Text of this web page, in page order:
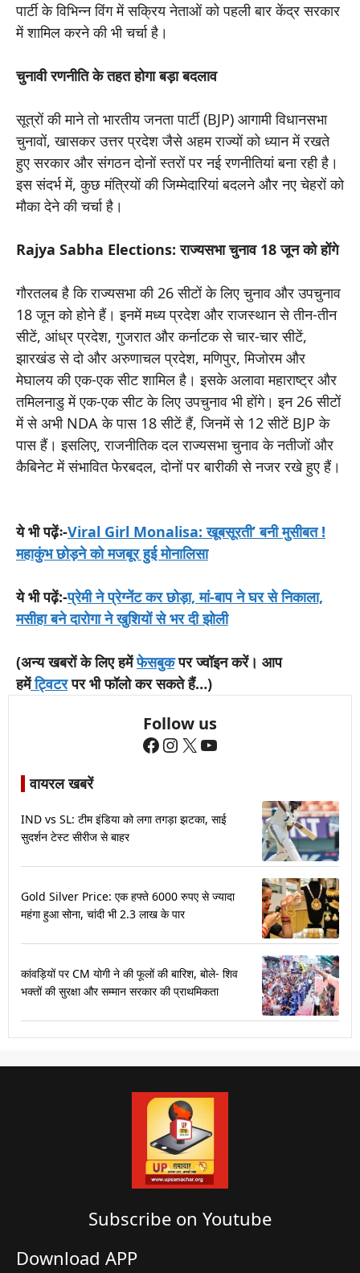
पार्टी के विभिन्न विंग में सक्रिय नेताओं को पहली बार केंद्र सरकार
में शामिल करने की भी चर्चा है।
चुनावी रणनीति के तहत होगा बड़ा बदलाव
सूत्रों की माने तो भारतीय जनता पार्टी (BJP) आगामी विधानसभा
चुनावों, खासकर उत्तर प्रदेश जैसे अहम राज्यों को ध्यान में रखते
हुए सरकार और संगठन दोनों स्तरों पर नई रणनीतियां बना रही है।
इस संदर्भ में, कुछ मंत्रियों की जिम्मेदारियां बदलने और नए चेहरों को
मौका देने की चर्चा है।
Rajya Sabha Elections: राज्यसभा चुनाव 18 जून को होंगे
गौरतलब है कि राज्यसभा की 26 सीटों के लिए चुनाव और उपचुनाव
18 जून को होने हैं। इनमें मध्य प्रदेश और राजस्थान से तीन-तीन
सीटें, आंध्र प्रदेश, गुजरात और कर्नाटक से चार-चार सीटें,
झारखंड से दो और अरुणाचल प्रदेश, मणिपुर, मिजोरम और
मेघालय की एक-एक सीट शामिल है। इसके अलावा महाराष्ट्र और
तमिलनाडु में एक-एक सीट के लिए उपचुनाव भी होंगे। इन 26 सीटों
में से अभी NDA के पास 18 सीटें हैं, जिनमें से 12 सीटें BJP के
पास हैं। इसलिए, राजनीतिक दल राज्यसभा चुनाव के नतीजों और
कैबिनेट में संभावित फेरबदल, दोनों पर बारीकी से नजर रखे हुए हैं।
ये भी पढ़ेंः-Viral Girl Monalisa: खूबसूरती’ बनी मुसीबत !
महाकुंभ छोड़ने को मजबूर हुई मोनालिसा
ये भी पढ़ें:-प्रेमी ने प्रेग्नेंट कर छोड़ा, मां-बाप ने घर से निकाला,
मसीहा बने दारोगा ने खुशियों से भर दी झोली
(अन्य खबरों के लिए हमेंफेसबुकपर ज्वॉइन करें। आप
हमेंट्विटरपर भी फॉलो कर सकते हैं…)
Follow us
Facebook
Instagram
X YouTube
वायरल खबरें
IND vs SL: टीम इंडिया को लगा तगड़ा झटका, साई
सुदर्शन टेस्ट सीरीज से बाहर
Gold Silver Price: एक हफ्ते 6000 रुपए से ज्यादा
महंगा हुआ सोना, चांदी भी 2.3 लाख के पार
कांवड़ियों पर CM योगी ने की फूलों की बारिश, बोले- शिव
भक्तों की सुरक्षा और सम्मान सरकार की प्राथमिकता
Subscribe on Youtube​
Download APP